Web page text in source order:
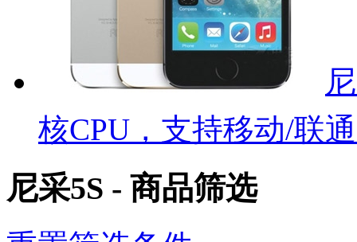
核CPU，支持移动/联
尼采5S - 商品筛选